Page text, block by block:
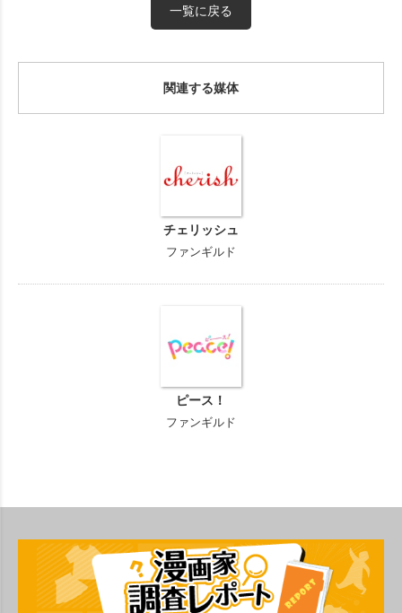
一覧に戻る
関連する媒体
チェリッシュ
ファンギルド
ピース！
ファンギルド